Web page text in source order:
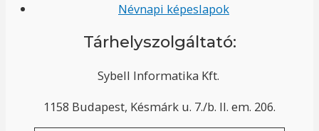
Névnapi képeslapok
Tárhelyszolgáltató:
Sybell Informatika Kft.
1158 Budapest, Késmárk u. 7./b. II. em. 206.